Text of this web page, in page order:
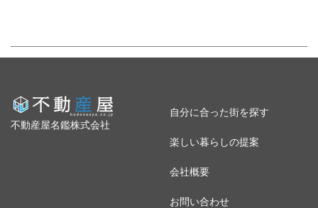
不動産屋名鑑株式会社
自分に合った街を探す
楽しい暮らしの提案
会社概要
お問い合わせ